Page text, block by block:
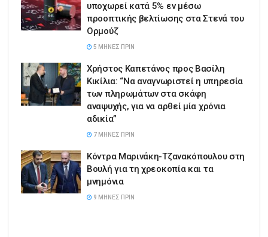
υποχωρεί κατά 5% εν μέσω
προοπτικής βελτίωσης στα Στενά του
Ορμούζ
5 ΜΉΝΕΣ ΠΡΙΝ
Χρήστος Καπετάνος προς Βασίλη
Κικίλια: “Να αναγνωριστεί η υπηρεσία
των πληρωμάτων στα σκάφη
αναψυχής, για να αρθεί μία χρόνια
αδικία”
7 ΜΉΝΕΣ ΠΡΙΝ
Κόντρα Μαρινάκη-Τζανακόπουλου στη
Βουλή για τη χρεοκοπία και τα
μνημόνια
9 ΜΉΝΕΣ ΠΡΙΝ